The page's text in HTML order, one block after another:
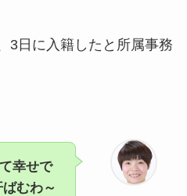
3日に入籍したと所属事務
幸せで
むわ～